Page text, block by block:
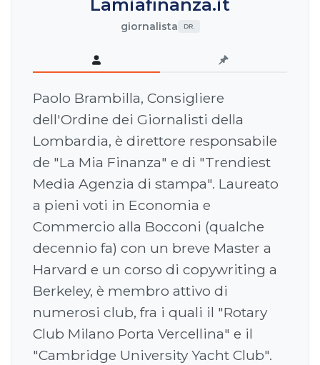
Lamiafinanza.it
giornalista DR.
Paolo Brambilla, Consigliere
dell'Ordine dei Giornalisti della
Lombardia, è direttore responsabile
de "La Mia Finanza" e di "Trendiest
Media Agenzia di stampa". Laureato
a pieni voti in Economia e
Commercio alla Bocconi (qualche
decennio fa) con un breve Master a
Harvard e un corso di copywriting a
Berkeley, è membro attivo di
numerosi club, fra i quali il "Rotary
Club Milano Porta Vercellina" e il
"Cambridge University Yacht Club".